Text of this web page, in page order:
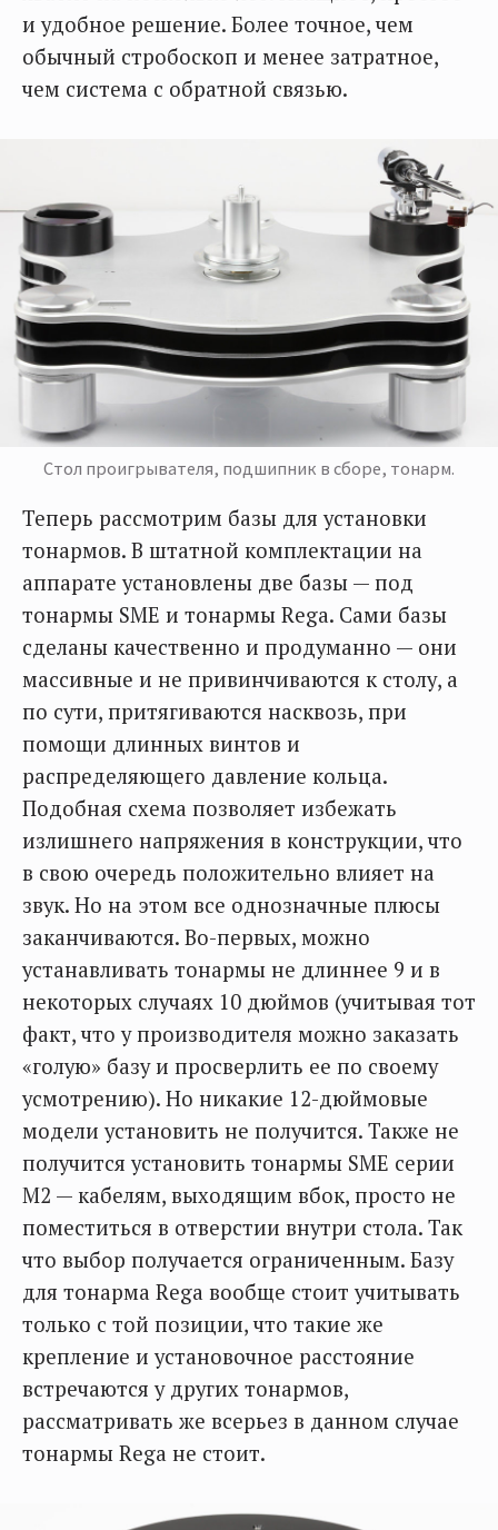
и удобное решение. Более точное, чем
обычный стробоскоп и менее затратное,
чем система с обратной связью.
Стол проигрывателя, подшипник в сборе, тонарм.
Теперь рассмотрим базы для установки
тонармов. В штатной комплектации на
аппарате установлены две базы — под
тонармы SME и тонармы Rega. Сами базы
сделаны качественно и продуманно — они
массивные и не привинчиваются к столу, а
по сути, притягиваются насквозь, при
помощи длинных винтов и
распределяющего давление кольца.
Подобная схема позволяет избежать
излишнего напряжения в конструкции, что
в свою очередь положительно влияет на
звук. Но на этом все однозначные плюсы
заканчиваются. Во-первых, можно
устанавливать тонармы не длиннее 9 и в
некоторых случаях 10 дюймов (учитывая тот
факт, что у производителя можно заказать
«голую» базу и просверлить ее по своему
усмотрению). Но никакие 12-дюймовые
модели установить не получится. Также не
получится установить тонармы SME серии
М2 — кабелям, выходящим вбок, просто не
поместиться в отверстии внутри стола. Так
что выбор получается ограниченным. Базу
для тонарма Rega вообще стоит учитывать
только с той позиции, что такие же
крепление и установочное расстояние
встречаются у других тонармов,
рассматривать же всерьез в данном случае
тонармы Rega не стоит.